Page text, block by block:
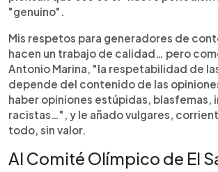
"genuino".
Mis respetos para generadores de
hacen un trabajo de calidad… pero
Antonio Marina, "la respetabilidad de
depende del contenido de las
haber opiniones estúpidas, blasfemas,
racistas…", y le añado vulgares,
todo, sin valor.
Al Comité Olímpico de El